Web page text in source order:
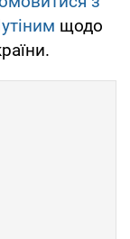
щодо